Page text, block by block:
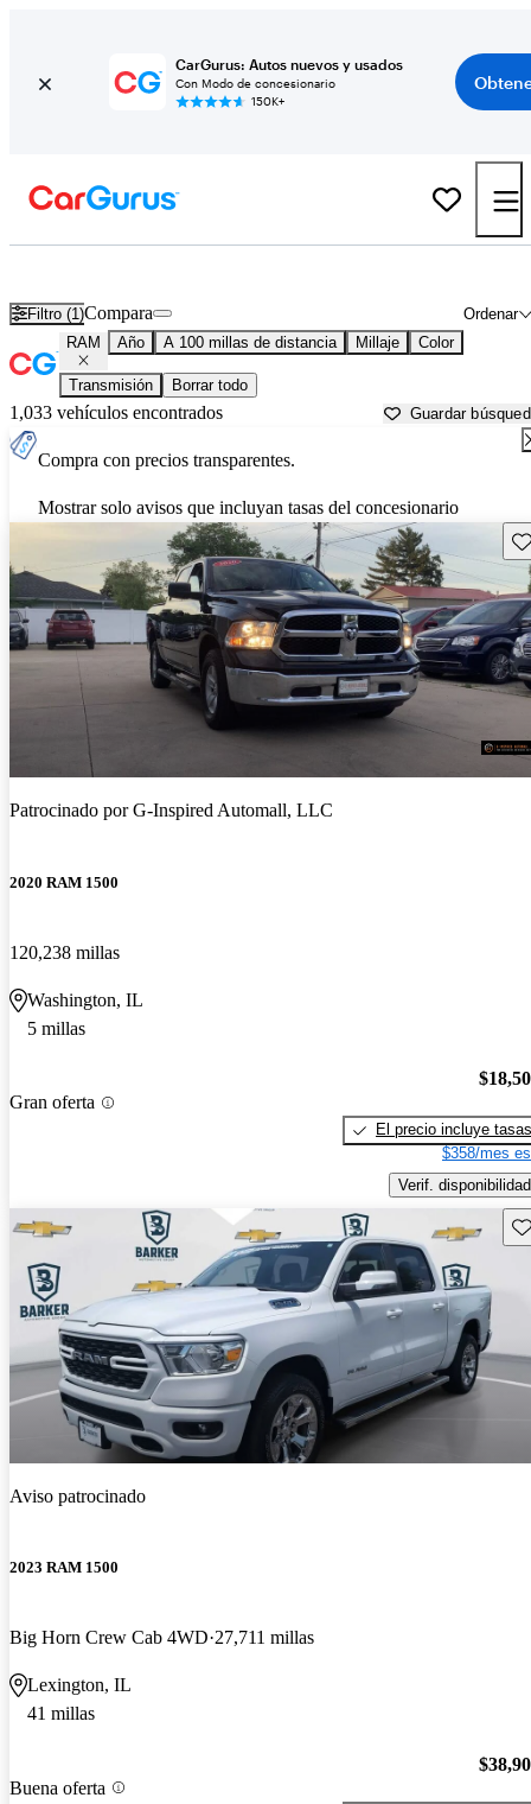
CarGurus: Autos nuevos y usados
Con Modo de concesionario
150K+
Filtro (1) Ordenar
Compara
RAM Año A 100 millas de distancia Millaje Color
Transmisión Borrar todo
1,033 vehículos encontrados Guardar
Compra con precios transparentes.
Mostrar solo avisos que incluyan tasas del concesionario
Patrocinado porG-Inspired Automall, LLC
2020 RAM 1500
120,238 millas
Washington, IL
5 millas
Gran oferta
El precio incluye tasas
$358/mes
Verif. disponibilidad
Aviso patrocinado
2023 RAM 1500
Big Horn Crew Cab 4WD 27,711 millas
Lexington, IL
41 millas
Buena oferta